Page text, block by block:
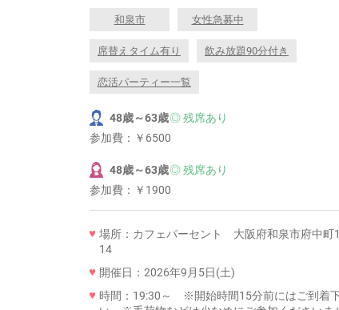
和泉市 女性急募中
席替えタイム有り 飲み放題90分付き
恋活パーティー一覧
48歳～63歳◎ 残席あり
参加費： ￥6500
48歳～63歳◎ 残席あり
参加費： ￥1900
場所：カフェパーセント 大阪府和泉市府中町
14
開催日：2026年9月5日(土)
時間：19:30～ ※開始時間15分前にはご到着